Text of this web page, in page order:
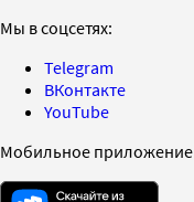
Мы в соцсетях:
Telegram
ВКонтакте
YouTube
Мобильное приложение